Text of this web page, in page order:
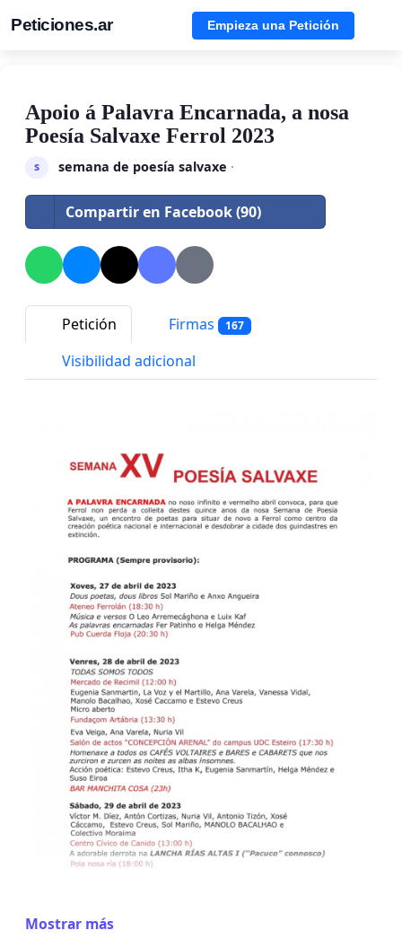
Peticiones.ar Empieza una Petición
Apoio á Palavra Encarnada, a nosa
Poesía Salvaxe Ferrol 2023
s semana de poesía salvaxe ·
Compartir en Facebook (90)
Petición Firmas 167
Visibilidad adicional
Mostrar más